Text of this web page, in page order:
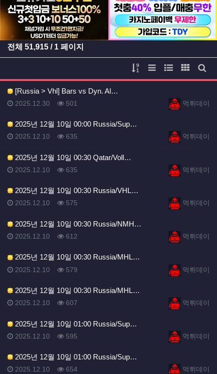
등록일 등록일
전체 51,915 / 1 페이지
게시물 정렬
리스트 스타일
웹진 스타일
갤러리
게
[Russia > Vhl] Bars vs Dyn. Al…
등록자먹튀데이
등록일
2025.12.30 조회
501
2025년 12월 10일 00:00 Russia/Sup…
등록자먹튀데이
등록일
2025.12.10 조회
635
2025년 12월 10일 00:30 Qatar/Voll…
등록자먹튀데이
등록일
2025.12.10 조회
635
2025년 12월 10일 00:30 Russia/VHL…
등록자먹튀데이
등록일
2025.12.10 조회
575
2025년 12월 10일 00:30 Russia/NMH…
등록자먹튀데이
등록일
2025.12.10 조회
612
2025년 12월 10일 00:30 Russia/MHL…
등록자먹튀데이
등록일
2025.12.10 조회
579
2025년 12월 10일 00:30 Russia/MHL…
등록자먹튀데이
등록일
2025.12.10 조회
607
2025년 12월 10일 01:00 Russia/Sup…
등록자먹튀데이
등록일
2025.12.10 조회
595
2025년 12월 10일 01:00 Russia/Sup…
등록자먹튀데이
등록일
2025.12.10 조회
654